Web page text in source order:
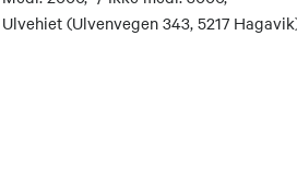
Ulvehiet (Ulvenvegen 343, 5217